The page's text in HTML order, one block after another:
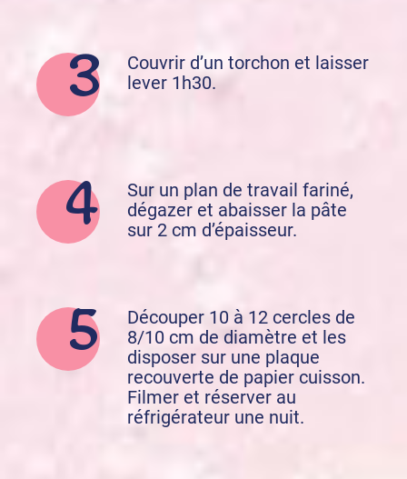
Couvrir d’un torchon et laisser
lever 1h30.
Sur un plan de travail fariné,
dégazer et abaisser la pâte
sur 2 cm d’épaisseur.
Découper 10 à 12 cercles de
8/10 cm de diamètre et les
disposer sur une plaque
recouverte de papier cuisson.
Filmer et réserver au
réfrigérateur une nuit.